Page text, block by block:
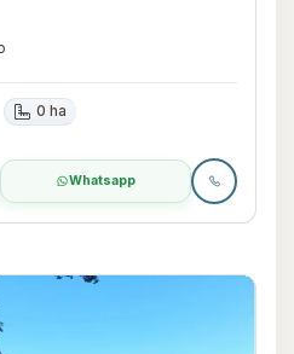
0 ha
Whatsapp